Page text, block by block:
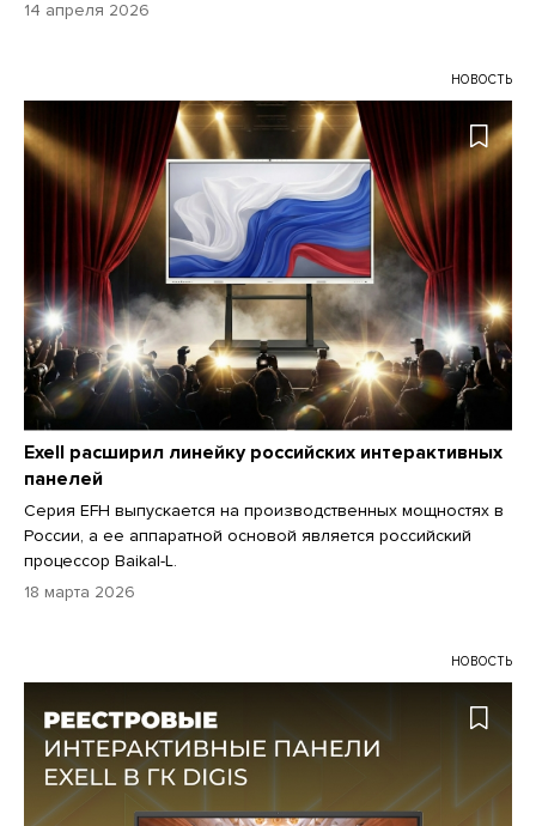
14 апреля 2026
НОВОСТЬ
Exell расширил линейку российских интерактивных
панелей
Серия EFH выпускается на производственных мощностях в
России, а ее аппаратной основой является российский
процессор Baikal-L.
18 марта 2026
НОВОСТЬ